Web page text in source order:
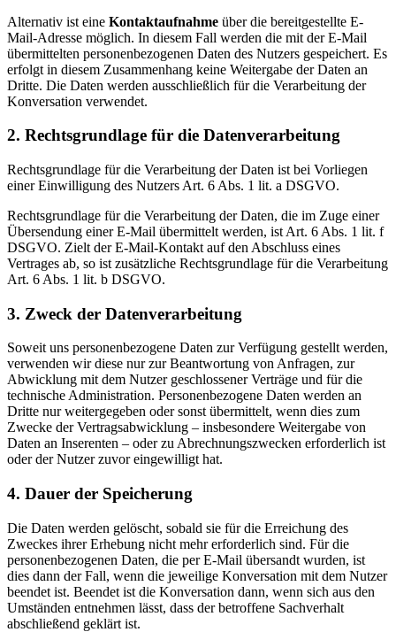
Alternativ ist eine Kontaktaufnahme über die bereitgestellte E-
Mail-Adresse möglich. In diesem Fall werden die mit der E-Mail
übermittelten personenbezogenen Daten des Nutzers gespeichert. Es
erfolgt in diesem Zusammenhang keine Weitergabe der Daten an
Dritte. Die Daten werden ausschließlich für die Verarbeitung der
Konversation verwendet.
2. Rechtsgrundlage für die Datenverarbeitung
Rechtsgrundlage für die Verarbeitung der Daten ist bei Vorliegen
einer Einwilligung des Nutzers Art. 6 Abs. 1 lit. a DSGVO.
Rechtsgrundlage für die Verarbeitung der Daten, die im Zuge einer
Übersendung einer E-Mail übermittelt werden, ist Art. 6 Abs. 1 lit. f
DSGVO. Zielt der E-Mail-Kontakt auf den Abschluss eines
Vertrages ab, so ist zusätzliche Rechtsgrundlage für die Verarbeitung
Art. 6 Abs. 1 lit. b DSGVO.
3. Zweck der Datenverarbeitung
Soweit uns personenbezogene Daten zur Verfügung gestellt werden,
verwenden wir diese nur zur Beantwortung von Anfragen, zur
Abwicklung mit dem Nutzer geschlossener Verträge und für die
technische Administration. Personenbezogene Daten werden an
Dritte nur weitergegeben oder sonst übermittelt, wenn dies zum
Zwecke der Vertragsabwicklung – insbesondere Weitergabe von
Daten an Inserenten – oder zu Abrechnungszwecken erforderlich ist
oder der Nutzer zuvor eingewilligt hat.
4. Dauer der Speicherung
Die Daten werden gelöscht, sobald sie für die Erreichung des
Zweckes ihrer Erhebung nicht mehr erforderlich sind. Für die
personenbezogenen Daten, die per E-Mail übersandt wurden, ist
dies dann der Fall, wenn die jeweilige Konversation mit dem Nutzer
beendet ist. Beendet ist die Konversation dann, wenn sich aus den
Umständen entnehmen lässt, dass der betroffene Sachverhalt
abschließend geklärt ist.